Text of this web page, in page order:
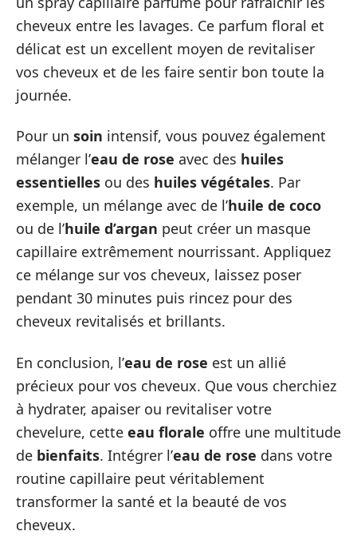
cheveux entre les lavages. Ce parfum floral et
délicat est un excellent moyen de revitaliser
vos cheveux et de les faire sentir bon toute la
journée.
Pour un soin intensif, vous pouvez également
mélanger l’eau de rose avec des huiles
essentielles ou des huiles végétales. Par
exemple, un mélange avec de l’huile de coco
ou de l’huile d’argan peut créer un masque
capillaire extrêmement nourrissant. Appliquez
ce mélange sur vos cheveux, laissez poser
pendant 30 minutes puis rincez pour des
cheveux revitalisés et brillants.
En conclusion, l’eau de rose est un allié
précieux pour vos cheveux. Que vous cherchiez
à hydrater, apaiser ou revitaliser votre
chevelure, cette eau florale offre une multitude
de bienfaits. Intégrer l’eau de rose dans votre
routine capillaire peut véritablement
transformer la santé et la beauté de vos
cheveux.